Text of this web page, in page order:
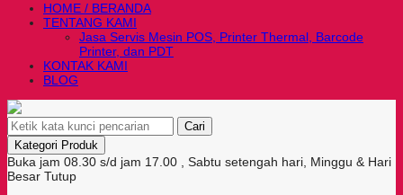
HOME / BERANDA
TENTANG KAMI
Jasa Servis Mesin POS, Printer Thermal, Barcode
Printer, dan PDT
KONTAK KAMI
BLOG
Cari
Kategori Produk
Buka jam 08.30 s/d jam 17.00 , Sabtu setengah hari, Minggu & Hari
Besar Tutup